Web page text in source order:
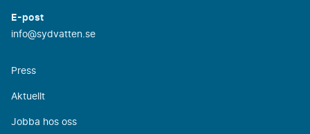
E-post
info@sydvatten.se
Press
Aktuellt
Jobba hos oss